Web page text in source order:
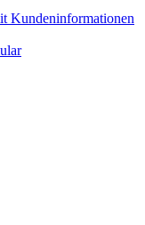
Kundeninformationen